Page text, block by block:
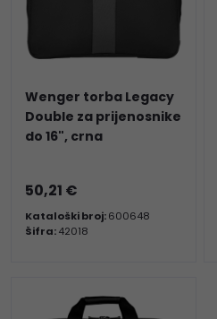
Wenger torba Legacy
Double za prijenosnike
do 16", crna
50,21 €
Kataloški broj:600648
Šifra:42018